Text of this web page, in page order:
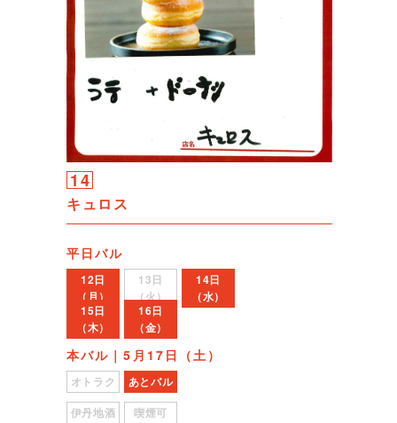
14
キュロス
平日バル
12日
（月）
13日
（火）
14日
（水）
15日
（木）
16日
（金）
本バル｜5月17日（土）
オトラク
あとバル
伊丹地酒
喫煙可